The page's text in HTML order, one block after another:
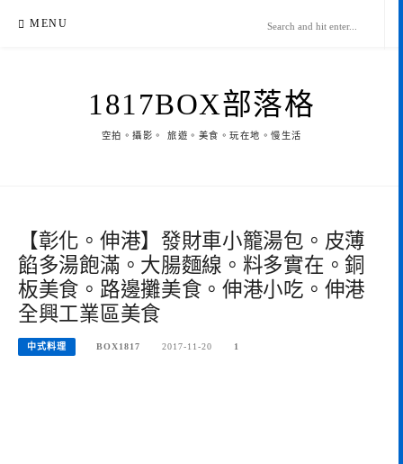
MENU
1817BOX部落格
空拍。攝影。 旅遊。美食。玩在地。慢生活
【彰化。伸港】發財車小籠湯包。皮薄
餡多湯飽滿。大腸麵線。料多實在。銅
板美食。路邊攤美食。伸港小吃。伸港
全興工業區美食
中式料理 BOX1817 2017-11-20 1